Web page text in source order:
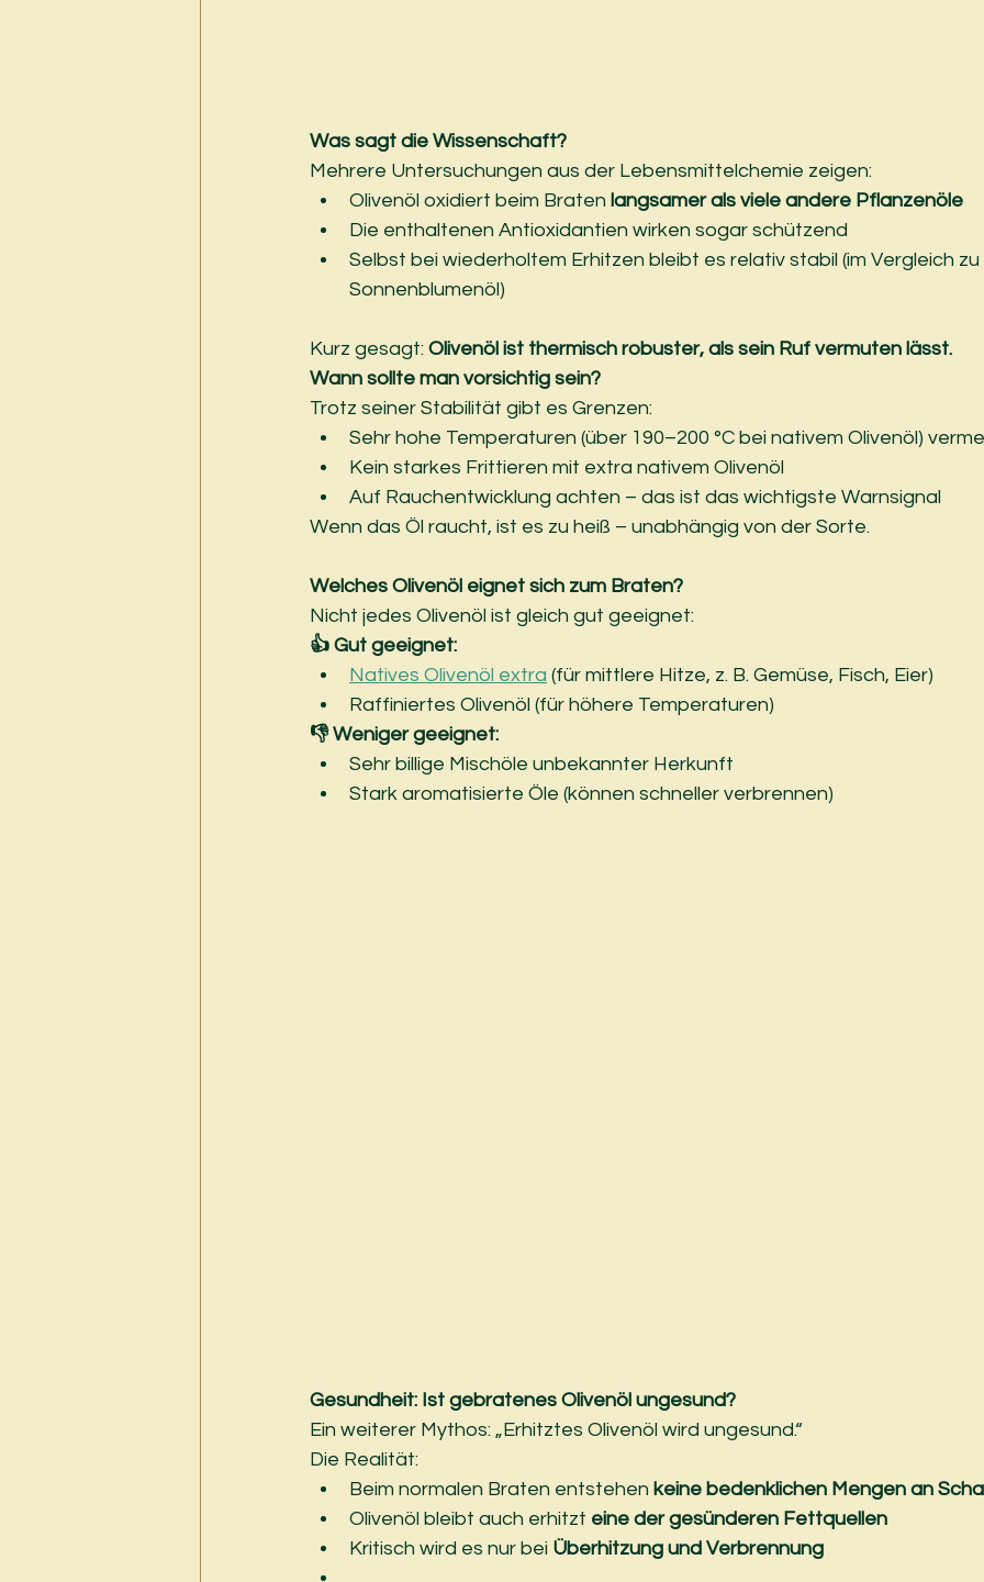
Was sagt die Wissenschaft?
Mehrere Untersuchungen aus der Lebensmittelchemie zeigen:
Olivenöl oxidiert beim Braten langsamer als viele andere Pflanzenöle
Die enthaltenen Antioxidantien wirken sogar schützend
Selbst bei wiederholtem Erhitzen bleibt es relativ stabil (im Vergleich zu
Sonnenblumenöl)
Kurz gesagt: Olivenöl ist thermisch robuster, als sein Ruf vermuten lässt.
Wann sollte man vorsichtig sein?
Trotz seiner Stabilität gibt es Grenzen:
Sehr hohe Temperaturen (über 190–200 °C bei nativem Olivenöl)
Kein starkes Frittieren mit extra nativem Olivenöl
Auf Rauchentwicklung achten – das ist das wichtigste Warnsignal
Wenn das Öl raucht, ist es zu heiß – unabhängig von der Sorte.
Welches Olivenöl eignet sich zum Braten?
Nicht jedes Olivenöl ist gleich gut geeignet:
👍 Gut geeignet:
Natives Olivenöl extra (für mittlere Hitze, z. B. Gemüse, Fisch, Eier)
Raffiniertes Olivenöl (für höhere Temperaturen)
👎 Weniger geeignet:
Sehr billige Mischöle unbekannter Herkunft
Stark aromatisierte Öle (können schneller verbrennen)
Gesundheit: Ist gebratenes Olivenöl ungesund?
Ein weiterer Mythos: „Erhitztes Olivenöl wird ungesund.“
Die Realität:
Beim normalen Braten entstehen keine bedenklichen Mengen an
Olivenöl bleibt auch erhitzt eine der gesünderen Fettquellen
Kritisch wird es nur bei Überhitzung und Verbrennung